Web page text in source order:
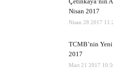
Nisan 2017
Nisan 28 2017
TCMB’nin Yeni
2017
Mart 21 2017